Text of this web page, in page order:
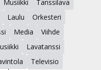
Musiikki
Tanssilava
Laulu
Orkesteri
Media
Viihde
Lavatanssi
Televisio